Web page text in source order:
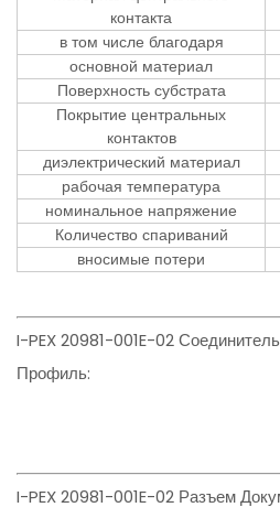
контакта
в том числе благодаря
основной материал
Поверхность субстрата
Покрытие центральных
контактов
диэлектрический материал
рабочая температура
номинальное напряжение
Количество спариваний
вносимые потери
I-PEX 20981-001E-02
Профиль:
I-PEX 20981-001E-02 Разъем